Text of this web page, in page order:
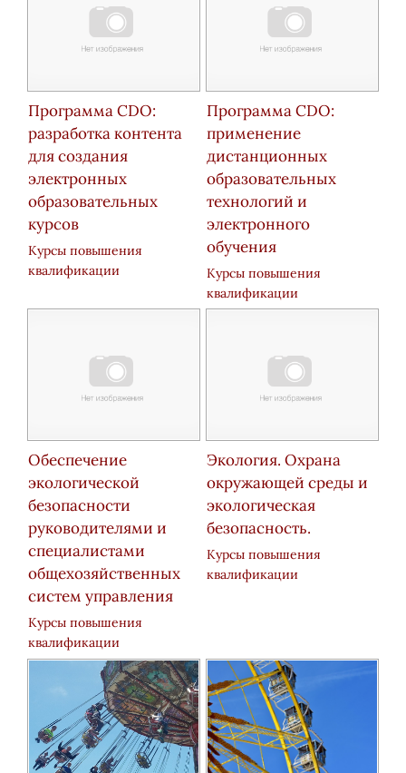
Программа CDO:
разработка контента
для создания
электронных
образовательных
курсов
Курсы повышения
квалификации
Программа CDO:
применение
дистанционных
образовательных
технологий и
электронного
обучения
Курсы повышения
квалификации
Обеспечение
экологической
безопасности
руководителями и
специалистами
общехозяйственных
систем управления
Курсы повышения
квалификации
Экология. Охрана
окружающей среды и
экологическая
безопасность.
Курсы повышения
квалификации